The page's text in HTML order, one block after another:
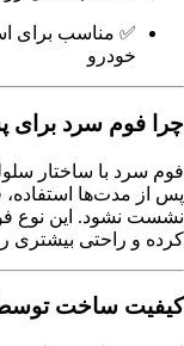
✅ مناسب برای
خودرو
چرا فوم سرد برای
فوم سرد با ساختار
پس از مدت‌ها
نشست نشود. این نوع
کرده و راحتی بیشتری
کیفیت ساخت